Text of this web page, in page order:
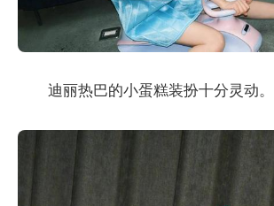
迪丽热巴的小蛋糕装扮十分灵动。